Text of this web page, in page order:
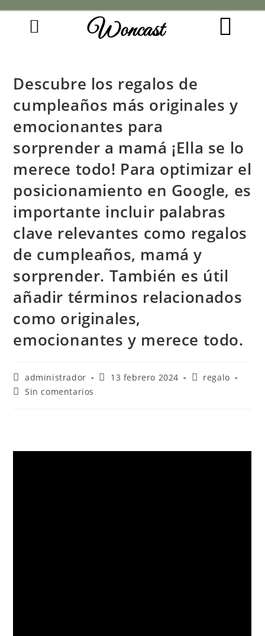
Woncast
Descubre los regalos de
cumpleaños más originales y
emocionantes para
sorprender a mamá ¡Ella se lo
merece todo! Para optimizar el
posicionamiento en Google, es
importante incluir palabras
clave relevantes como regalos
de cumpleaños, mamá y
sorprender. También es útil
añadir términos relacionados
como originales,
emocionantes y merece todo.
administrador 13 febrero 2024
regalo
Sin comentarios